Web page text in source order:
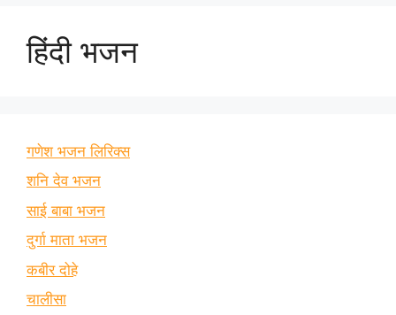
हिंदी भजन
गणेश भजन लिरिक्स
शनि देव भजन
साई बाबा भजन
दुर्गा माता भजन
कबीर दोहे
चालीसा